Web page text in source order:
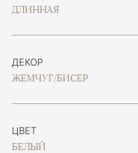
ДЛИННАЯ
ДЕКОР
ЖЕМЧУГ/БИСЕР
ЦВЕТ
БЕЛЫЙ